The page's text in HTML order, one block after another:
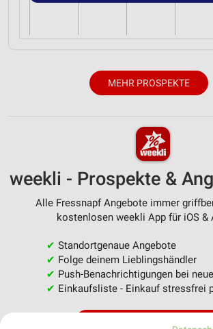
MEHR PROSPEKTE
weekli - Prospekte &
Alle Fressnapf Angebote immer
kostenlosen weekli App für iOS &
✔ Standortgenaue Angebote
✔ Folge deinem Lieblingshändler
✔ Push-Benachrichtigungen bei
✔ Einkaufsliste - Einkauf stressfrei